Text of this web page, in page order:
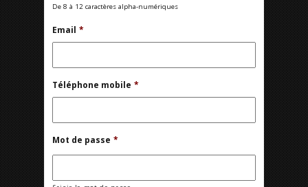
De 8 à 12 caractères alpha-numériques
Email *
Téléphone mobile *
Mot de passe *